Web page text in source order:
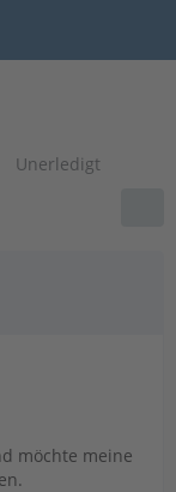
Unerledigt
möchte meine